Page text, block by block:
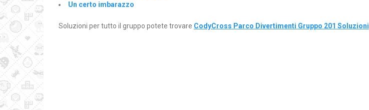
Un certo imbarazzo
Soluzioni per tutto il gruppo potete trovare CodyCross Parco Divertimenti Gruppo 201 Soluzioni